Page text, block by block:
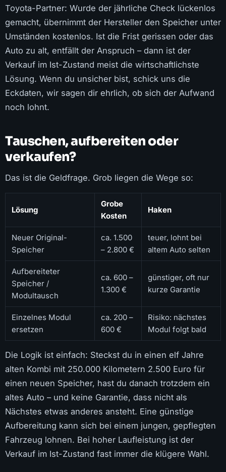
Toyota-Partner: Wurde der jährliche Check lückenlos
gemacht, übernimmt der Hersteller den Speicher unter
Umständen kostenlos. Ist die Frist gerissen oder das
Auto zu alt, entfällt der Anspruch – dann ist der
Verkauf im Ist-Zustand meist die wirtschaftlichste
Lösung. Wenn du unsicher bist, schick uns die
Eckdaten, wir sagen dir ehrlich, ob sich der Aufwand
noch lohnt.
Tauschen, aufbereiten oder
verkaufen?
Das ist die Geldfrage. Grob liegen die Wege so:
Lösung
Grobe
Kosten
Haken
Neuer Original-
Speicher
ca. 1.500
– 2.800 €
teuer, lohnt bei
altem Auto selten
Aufbereiteter
Speicher /
Modultausch
ca. 600 –
1.300 €
günstiger, oft nur
kurze Garantie
Einzelnes Modul
ersetzen
ca. 200 –
600 €
Risiko: nächstes
Modul folgt bald
Die Logik ist einfach: Steckst du in einen elf Jahre
alten Kombi mit 250.000 Kilometern 2.500 Euro für
einen neuen Speicher, hast du danach trotzdem ein
altes Auto – und keine Garantie, dass nicht als
Nächstes etwas anderes ansteht. Eine günstige
Aufbereitung kann sich bei einem jungen, gepflegten
Fahrzeug lohnen. Bei hoher Laufleistung ist der
Verkauf im Ist-Zustand fast immer die klügere Wahl.